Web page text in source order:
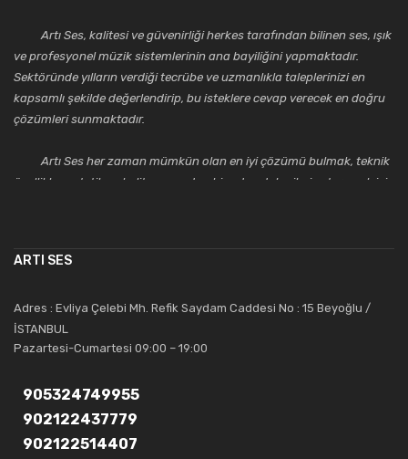
Artı Ses, kalitesi ve güvenirliği herkes tarafından bilinen ses, ışık
ve profesyonel müzik sistemlerinin ana bayiliğini yapmaktadır.
Sektöründe yılların verdiği tecrübe ve uzmanlıkla taleplerinizi en
kapsamlı şekilde değerlendirip, bu isteklere cevap verecek en doğru
çözümleri sunmaktadır.
Artı Ses her zaman mümkün olan en iyi çözümü bulmak, teknik
özellikler, estetik ve kalite açısından bir adım daha ileriye taşımak için
saygıdeğer yerini kazanmıştır.
Artı Ses, güler yüzü ve deneyimi ile bu gün ve gelecekte
güvenebileceğiniz bir tercihtir.
ARTI SES
Adres : Evliya Çelebi Mh. Refik Saydam Caddesi No : 15 Beyoğlu /
İSTANBUL
Pazartesi-Cumartesi 09:00 – 19:00
905324749955
902122437779
902122514407